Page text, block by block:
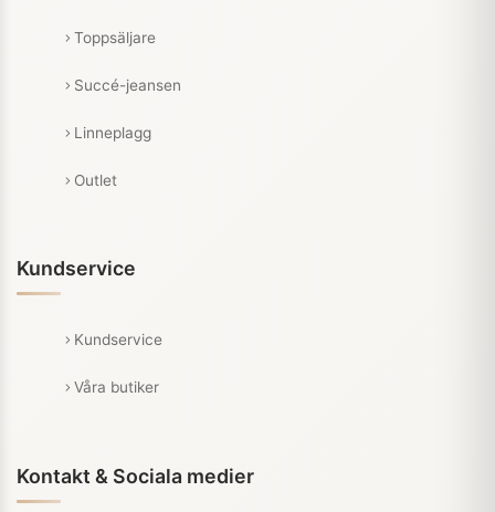
Toppsäljare
Succé-jeansen
Linneplagg
Outlet
Kundservice
Kundservice
Våra butiker
Kontakt & Sociala medier